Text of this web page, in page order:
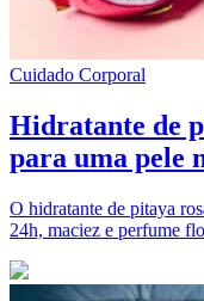
Cuidado Corporal
Hidratante de
para uma pele
O hidratante de pitaya
24h, maciez e perfume